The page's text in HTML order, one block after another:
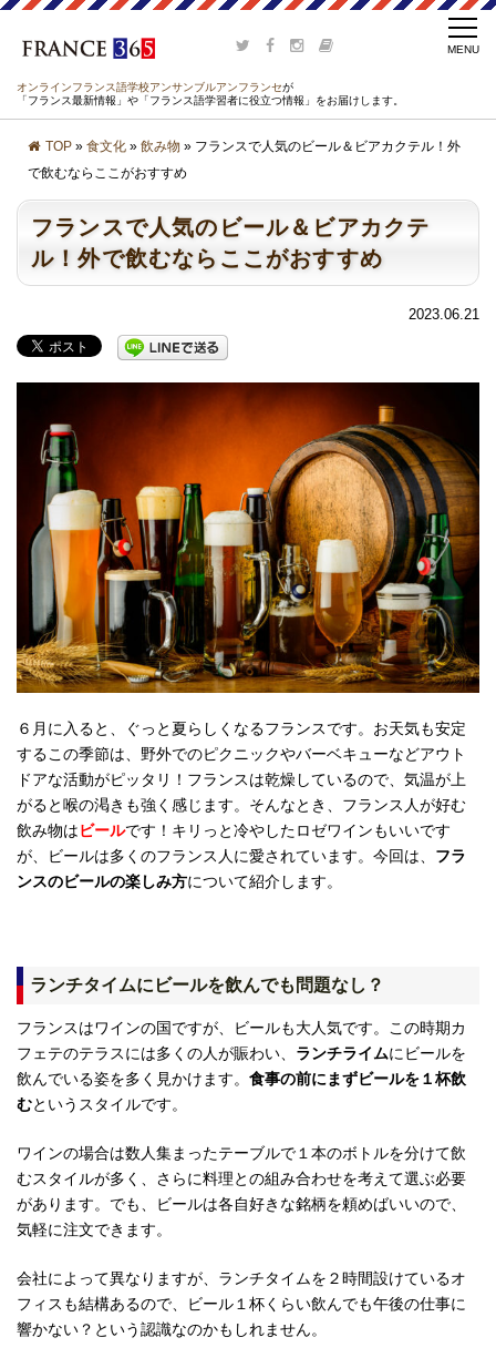
オンラインフランス語学校アンサンブルアンフランセが
「フランス最新情報」や「フランス語学習者に役立つ情報」をお届けします。
TOP » 食文化 » 飲み物 » フランスで人気のビール＆ビアカクテル！外
で飲むならここがおすすめ
フランスで人気のビール＆ビアカクテ
ル！外で飲むならここがおすすめ
2023.06.21
６月に入ると、ぐっと夏らしくなるフランスです。お天気も安定
するこの季節は、野外でのピクニックやバーベキューなどアウト
ドアな活動がピッタリ！フランスは乾燥しているので、気温が上
がると喉の渇きも強く感じます。そんなとき、フランス人が好む
飲み物はビールです！キリっと冷やしたロゼワインもいいです
が、ビールは多くのフランス人に愛されています。今回は、 フラ
ンスのビールの楽しみ方について紹介します。
ランチタイムにビールを飲んでも問題なし？
フランスはワインの国ですが、ビールも大人気です。この時期カ
フェテのテラスには多くの人が賑わい、 ランチライムにビールを
飲んでいる姿を多く見かけます。 食事の前にまずビールを１杯飲
むというスタイルです。
ワインの場合は数人集まったテーブルで１本のボトルを分けて飲
むスタイルが多く、さらに料理との組み合わせを考えて選ぶ必要
があります。でも、ビールは各自好きな銘柄を頼めばいいので、
気軽に注文できます。
会社によって異なりますが、ランチタイムを２時間設けているオ
フィスも結構あるので、ビール１杯くらい飲んでも午後の仕事に
響かない？という認識なのかもしれません。